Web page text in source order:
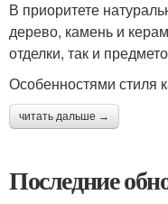
В приоритете
дерево, камень и
отделки, так и
Особенностями стиля
читать дальше →
Последние